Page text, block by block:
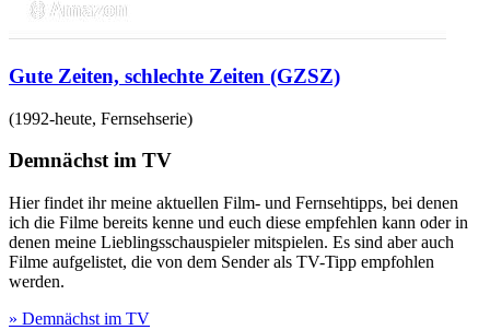
Gute Zeiten, schlechte Zeiten (GZSZ)
(1992-heute, Fernsehserie)
Demnächst im TV
Hier findet ihr meine aktuellen Film- und Fernsehtipps, bei denen
ich die Filme bereits kenne und euch diese empfehlen kann oder in
denen meine Lieblingsschauspieler mitspielen. Es sind aber auch
Filme aufgelistet, die von dem Sender als TV-Tipp empfohlen
werden.
» Demnächst im TV